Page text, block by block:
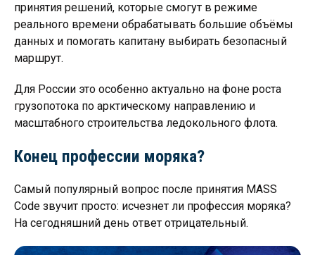
принятия решений, которые смогут в режиме
реального времени обрабатывать большие объёмы
данных и помогать капитану выбирать безопасный
маршрут.
Для России это особенно актуально на фоне роста
грузопотока по арктическому направлению и
масштабного строительства ледокольного флота.
Конец профессии моряка?
Самый популярный вопрос после принятия MASS
Code звучит просто: исчезнет ли профессия моряка?
На сегодняшний день ответ отрицательный.